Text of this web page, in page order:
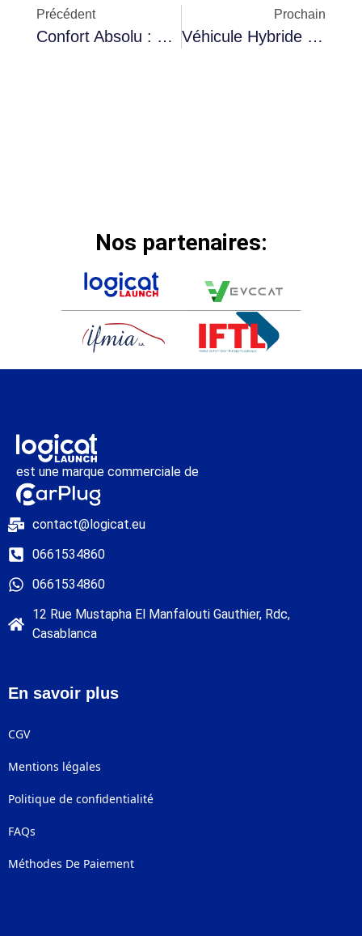
Précédent
Confort Absolu : Pourquoi De Plus En Plus De Conducteurs Choisissent L’automatique
Prochain
Véhicule Hybride : Pourquoi Le Diagnostic Est Plus Complexe Qu’un Thermique ?
Nos partenaires:
est une marque commerciale de
contact@logicat.eu
0661534860
0661534860
12 Rue Mustapha El Manfalouti Gauthier, Rdc,
Casablanca
En savoir plus
CGV
Mentions légales
Politique de confidentialité
FAQs
Méthodes De Paiement